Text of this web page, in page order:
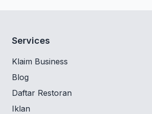
Services
Klaim Business
Blog
Daftar Restoran
Iklan